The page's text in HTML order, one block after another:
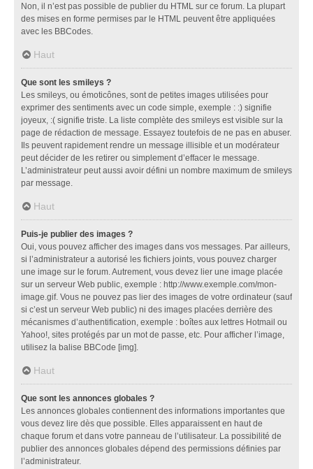
Non, il n’est pas possible de publier du HTML sur ce forum. La plupart
des mises en forme permises par le HTML peuvent être appliquées
avec les BBCodes.
Haut
Que sont les smileys ?
Les smileys, ou émoticônes, sont de petites images utilisées pour
exprimer des sentiments avec un code simple, exemple : :) signifie
joyeux, :( signifie triste. La liste complète des smileys est visible sur la
page de rédaction de message. Essayez toutefois de ne pas en abuser.
Ils peuvent rapidement rendre un message illisible et un modérateur
peut décider de les retirer ou simplement d’effacer le message.
L’administrateur peut aussi avoir défini un nombre maximum de smileys
par message.
Haut
Puis-je publier des images ?
Oui, vous pouvez afficher des images dans vos messages. Par ailleurs,
si l’administrateur a autorisé les fichiers joints, vous pouvez charger
une image sur le forum. Autrement, vous devez lier une image placée
sur un serveur Web public, exemple : http://www.exemple.com/mon-
image.gif. Vous ne pouvez pas lier des images de votre ordinateur (sauf
si c’est un serveur Web public) ni des images placées derrière des
mécanismes d’authentification, exemple : boîtes aux lettres Hotmail ou
Yahoo!, sites protégés par un mot de passe, etc. Pour afficher l’image,
utilisez la balise BBCode [img].
Haut
Que sont les annonces globales ?
Les annonces globales contiennent des informations importantes que
vous devez lire dès que possible. Elles apparaissent en haut de
chaque forum et dans votre panneau de l’utilisateur. La possibilité de
publier des annonces globales dépend des permissions définies par
l’administrateur.